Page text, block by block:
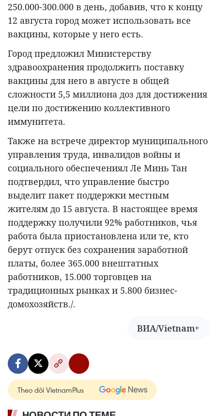
250.000-300.000 в день, добавив, что к концу
12 августа город может использовать все
вакцины, которые у него есть.
Город предложил Министерству
здравоохранения продолжить поставку
вакцины для него в августе в общей
сложности 5,5 миллиона доз для достижения
цели по достижению коллективного
иммунитета.
Также на встрече директор муниципального
управления труда, инвалидов войны и
социального обеспечениял Ле Минь Тан
подтвердил, что управление быстро
выделит пакет поддержки местным
жителям до 15 августа. В настоящее время
поддержку получили 92% работников, чья
работа была приостановлена или те, кто
берут отпуск без сохранения заработной
платы, более 365.000 внештатных
работников, 15.000 торговцев на
традиционных рынках и 5.800 бизнес-
домохозяйств./.
ВИА/Vietnam+
Theo dõi VietnamPlus